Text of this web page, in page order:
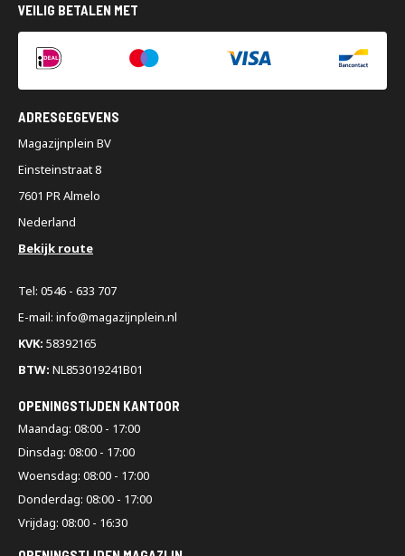
VEILIG BETALEN MET
ADRESGEGEVENS
Magazijnplein BV
Einsteinstraat 8
7601 PR Almelo
Nederland
Bekijk route
Tel: 0546 - 633 707
E-mail: info@magazijnplein.nl
KVK: 58392165
BTW: NL853019241B01
OPENINGSTIJDEN KANTOOR
Maandag: 08:00 - 17:00
Dinsdag: 08:00 - 17:00
Woensdag: 08:00 - 17:00
Donderdag: 08:00 - 17:00
Vrijdag: 08:00 - 16:30